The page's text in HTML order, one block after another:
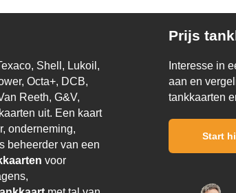
Shell, Lukoil,
Octa+, DCB,
Reeth, G&V,
uit. Een kaart
onderneming,
beheerder van een
voor
Prijs
Interesse in
aan en
tankkaarten
Start